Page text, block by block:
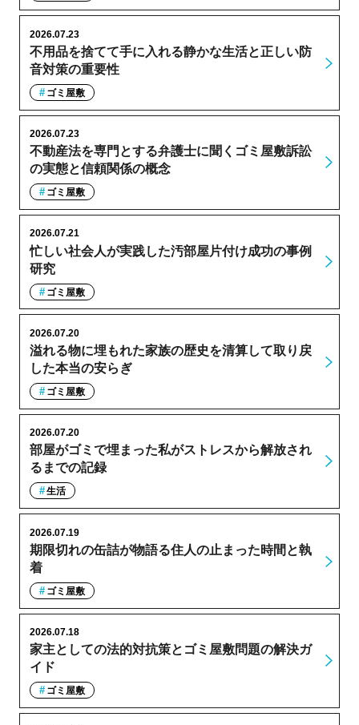
不用品を捨てて手に入れる静かな生活と正しい防
音対策の重要性
2026.07.23
ゴミ屋敷
不動産法を専門とする弁護士に聞くゴミ屋敷訴訟
の実態と信頼関係の概念
2026.07.23
ゴミ屋敷
忙しい社会人が実践した汚部屋片付け成功の事例
研究
2026.07.21
ゴミ屋敷
溢れる物に埋もれた家族の歴史を清算して取り戻
した本当の安らぎ
2026.07.20
ゴミ屋敷
部屋がゴミで埋まった私がストレスから解放され
るまでの記録
2026.07.20
生活
期限切れの缶詰が物語る住人の止まった時間と執
着
2026.07.19
ゴミ屋敷
家主としての法的対抗策とゴミ屋敷問題の解決ガ
イド
2026.07.18
ゴミ屋敷